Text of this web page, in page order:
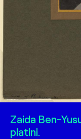
Zaida Ben-
Zaida Ben-
platini.